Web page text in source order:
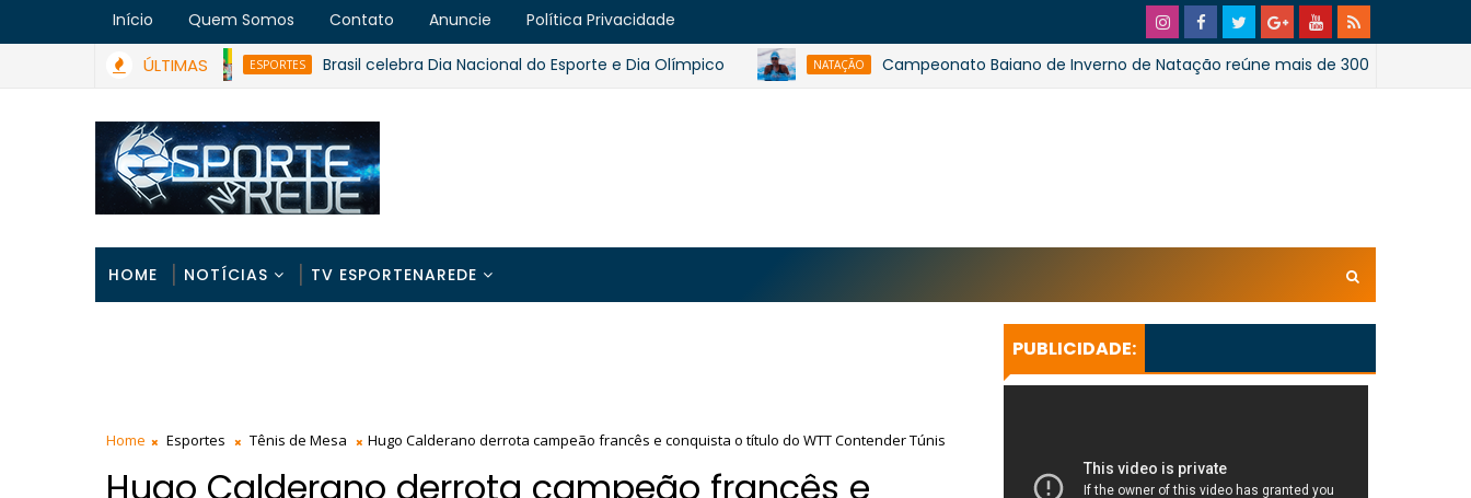
Início Quem Somos Contato Anuncie Política Privacidade
ÚLTIMASESPORTES Brasil celebra Dia Nacional do Esporte e Dia Olímpico NATAÇÃO Campeonato Baiano de Inverno de Natação reúne mais de 300 atletas em
HOME NOTÍCIAS TV ESPORTENAREDE
Home Esportes Tênis de Mesa Hugo Calderano derrota campeão francês e conquista o título do WTT Contender Túnis
Hugo Calderano derrota campeão francês e
PUBLICIDADE: